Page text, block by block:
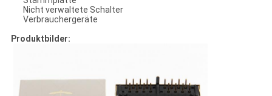
Nicht verwaltete Schalter
Verbrauchergeräte
Produktbilder: